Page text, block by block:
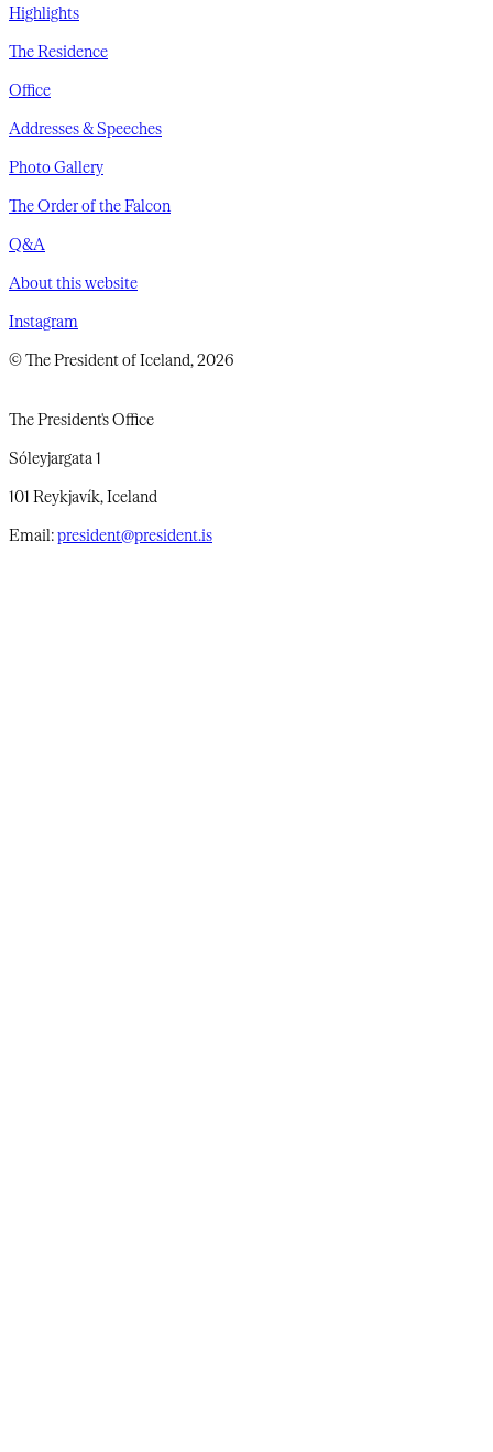
Highlights
The Residence
Office
Addresses & Speeches
Photo Gallery
The Order of the Falcon
Q&A
About this website
Instagram
© The President of Iceland, 2026
The President's Office
Sóleyjargata 1
101 Reykjavík, Iceland
Email:president@president.is